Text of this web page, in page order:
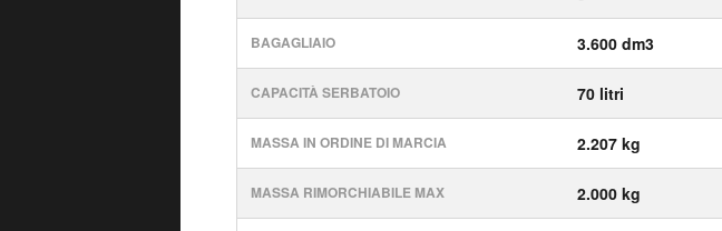
BAGAGLIAIO 3.600 dm3
CAPACITÀ SERBATOIO 70 litri
MASSA IN ORDINE DI MARCIA 2.207 kg
MASSA RIMORCHIABILE MAX 2.000 kg